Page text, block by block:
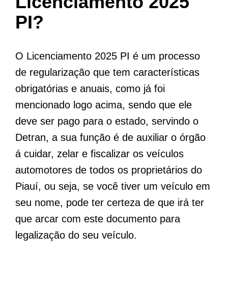
PI?
O Licenciamento 2025 PI é um processo
de regularização que tem características
obrigatórias e anuais, como já foi
mencionado logo acima, sendo que ele
deve ser pago para o estado, servindo o
Detran, a sua função é de auxiliar o órgão
á cuidar, zelar e fiscalizar os veículos
automotores de todos os proprietários do
Piauí, ou seja, se você tiver um veículo em
seu nome, pode ter certeza de que irá ter
que arcar com este documento para
legalização do seu veículo.